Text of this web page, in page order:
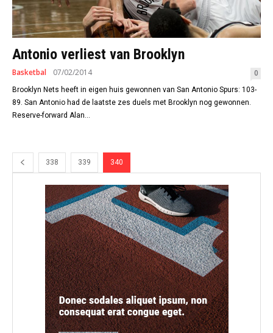
Antonio verliest van Brooklyn
Basketbal 07/02/2014 0
Brooklyn Nets heeft in eigen huis gewonnen van San Antonio Spurs: 103-
89. San Antonio had de laatste zes duels met Brooklyn nog gewonnen.
Reserve-forward Alan...
338 339 340